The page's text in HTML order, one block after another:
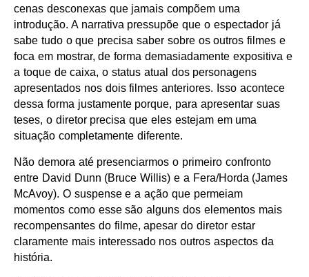
cenas desconexas que jamais compõem uma
introdução. A narrativa pressupõe que o espectador já
sabe tudo o que precisa saber sobre os outros filmes e
foca em mostrar, de forma demasiadamente expositiva e
a toque de caixa, o status atual dos personagens
apresentados nos dois filmes anteriores. Isso acontece
dessa forma justamente porque, para apresentar suas
teses, o diretor precisa que eles estejam em uma
situação completamente diferente.
Não demora até presenciarmos o primeiro confronto
entre David Dunn (Bruce Willis) e a Fera/Horda (James
McAvoy). O suspense e a ação que permeiam
momentos como esse são alguns dos elementos mais
recompensantes do filme, apesar do diretor estar
claramente mais interessado nos outros aspectos da
história.